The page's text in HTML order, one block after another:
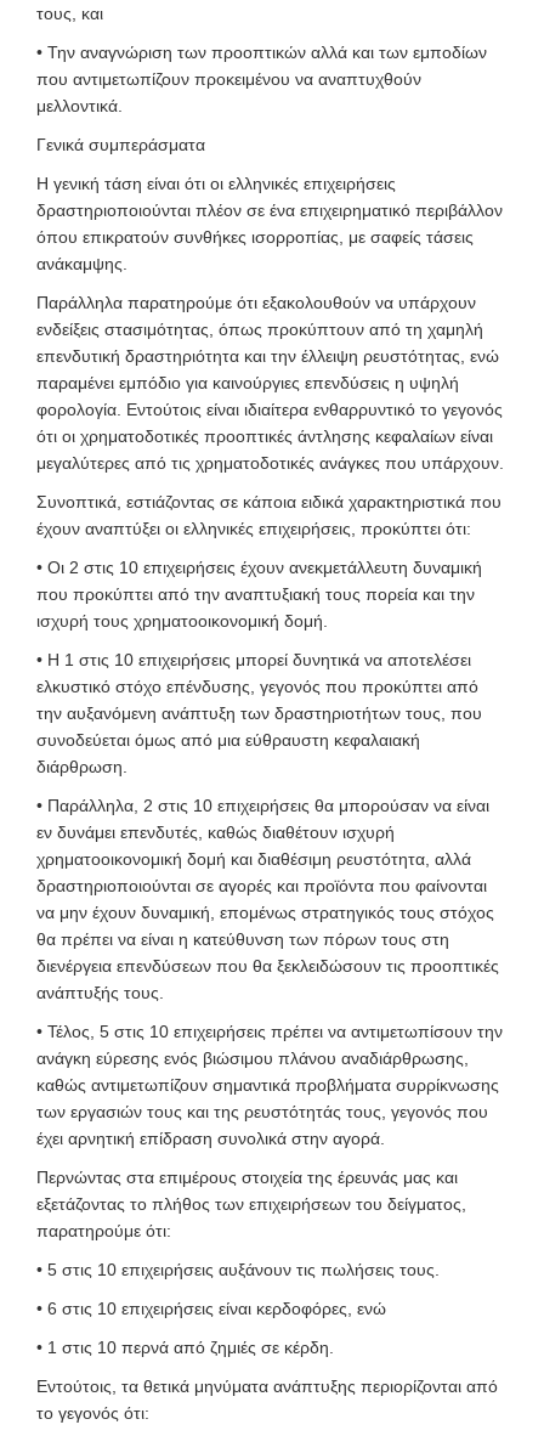
τους, και
• Την αναγνώριση των προοπτικών αλλά και των εμποδίων
που αντιμετωπίζουν προκειμένου να αναπτυχθούν
μελλοντικά.
Γενικά συμπεράσματα
Η γενική τάση είναι ότι οι ελληνικές επιχειρήσεις
δραστηριοποιούνται πλέον σε ένα επιχειρηματικό περιβάλλον
όπου επικρατούν συνθήκες ισορροπίας, με σαφείς τάσεις
ανάκαμψης.
Παράλληλα παρατηρούμε ότι εξακολουθούν να υπάρχουν
ενδείξεις στασιμότητας, όπως προκύπτουν από τη χαμηλή
επενδυτική δραστηριότητα και την έλλειψη ρευστότητας, ενώ
παραμένει εμπόδιο για καινούργιες επενδύσεις η υψηλή
φορολογία. Εντούτοις είναι ιδιαίτερα ενθαρρυντικό το γεγονός
ότι οι χρηματοδοτικές προοπτικές άντλησης κεφαλαίων είναι
μεγαλύτερες από τις χρηματοδοτικές ανάγκες που υπάρχουν.
Συνοπτικά, εστιάζοντας σε κάποια ειδικά χαρακτηριστικά που
έχουν αναπτύξει οι ελληνικές επιχειρήσεις, προκύπτει ότι:
• Οι 2 στις 10 επιχειρήσεις έχουν ανεκμετάλλευτη δυναμική
που προκύπτει από την αναπτυξιακή τους πορεία και την
ισχυρή τους χρηματοοικονομική δομή.
• Η 1 στις 10 επιχειρήσεις μπορεί δυνητικά να αποτελέσει
ελκυστικό στόχο επένδυσης, γεγονός που προκύπτει από
την αυξανόμενη ανάπτυξη των δραστηριοτήτων τους, που
συνοδεύεται όμως από μια εύθραυστη κεφαλαιακή
διάρθρωση.
• Παράλληλα, 2 στις 10 επιχειρήσεις θα μπορούσαν να είναι
εν δυνάμει επενδυτές, καθώς διαθέτουν ισχυρή
χρηματοοικονομική δομή και διαθέσιμη ρευστότητα, αλλά
δραστηριοποιούνται σε αγορές και προϊόντα που φαίνονται
να μην έχουν δυναμική, επομένως στρατηγικός τους στόχος
θα πρέπει να είναι η κατεύθυνση των πόρων τους στη
διενέργεια επενδύσεων που θα ξεκλειδώσουν τις προοπτικές
ανάπτυξής τους.
• Τέλος, 5 στις 10 επιχειρήσεις πρέπει να αντιμετωπίσουν την
ανάγκη εύρεσης ενός βιώσιμου πλάνου αναδιάρθρωσης,
καθώς αντιμετωπίζουν σημαντικά προβλήματα συρρίκνωσης
των εργασιών τους και της ρευστότητάς τους, γεγονός που
έχει αρνητική επίδραση συνολικά στην αγορά.
Περνώντας στα επιμέρους στοιχεία της έρευνάς μας και
εξετάζοντας το πλήθος των επιχειρήσεων του δείγματος,
παρατηρούμε ότι:
• 5 στις 10 επιχειρήσεις αυξάνουν τις πωλήσεις τους.
• 6 στις 10 επιχειρήσεις είναι κερδοφόρες, ενώ
• 1 στις 10 περνά από ζημιές σε κέρδη.
Εντούτοις, τα θετικά μηνύματα ανάπτυξης περιορίζονται από
το γεγονός ότι: